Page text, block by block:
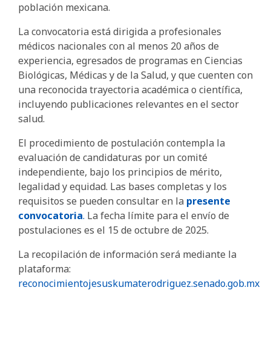
población mexicana.
La convocatoria está dirigida a profesionales
médicos nacionales con al menos 20 años de
experiencia, egresados de programas en Ciencias
Biológicas, Médicas y de la Salud, y que cuenten con
una reconocida trayectoria académica o científica,
incluyendo publicaciones relevantes en el sector
salud.
El procedimiento de postulación contempla la
evaluación de candidaturas por un comité
independiente, bajo los principios de mérito,
legalidad y equidad. Las bases completas y los
requisitos se pueden consultar en la presente
convocatoria. La fecha límite para el envío de
postulaciones es el 15 de octubre de 2025.
La recopilación de información será mediante la
plataforma:
reconocimientojesuskumaterodriguez.senado.gob.mx